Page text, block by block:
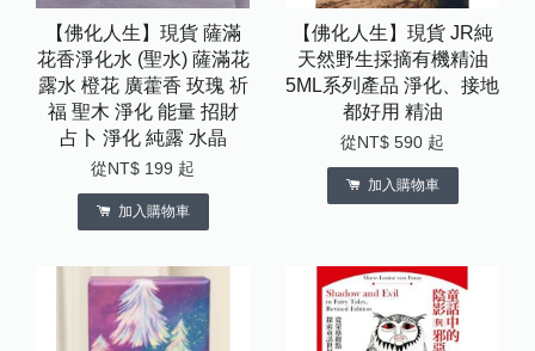
【佛化人生】現貨 薩滿
花香淨化水 (聖水) 薩滿花
露水 橙花 廣藿香 玫瑰 祈
福 聖木 淨化 能量 招財
占卜 淨化 純露 水晶
從NT$ 199 起
加入購物車
【佛化人生】現貨 JR純
天然野生採摘有機精油
5ML系列產品 淨化、接地
都好用 精油
從NT$ 590 起
加入購物車